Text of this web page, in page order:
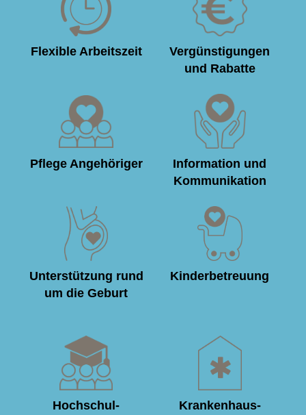
Flexible Arbeitszeit
Vergünstigungen
und Rabatte
Pflege Angehöriger
Information und
Kommunikation
Unterstützung rund
um die Geburt
Kinderbetreuung
Hochschul­
Krankenhaus­